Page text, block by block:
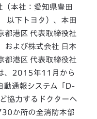
本社：愛知県豊田
以下トヨタ）、本田
都港区 代表取締役社
よび株式会社 日本
都港区 代表取締役社
、2015年11月から
動通報システム「D-
協力するドクターヘ
か所の全消防本部